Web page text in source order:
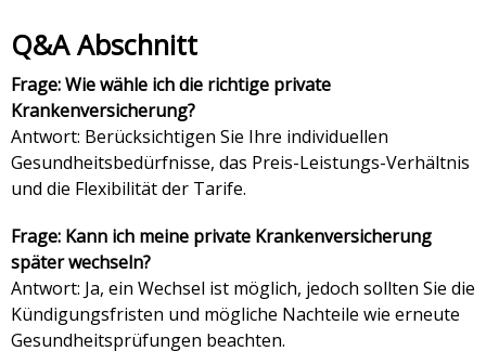
Q&A Abschnitt
Frage: Wie wähle ich die richtige private
Krankenversicherung?
Antwort: Berücksichtigen Sie Ihre individuellen
Gesundheitsbedürfnisse, das Preis-Leistungs-Verhältnis
und die Flexibilität der Tarife.
Frage: Kann ich meine private Krankenversicherung
später wechseln?
Antwort: Ja, ein Wechsel ist möglich, jedoch sollten Sie die
Kündigungsfristen und mögliche Nachteile wie erneute
Gesundheitsprüfungen beachten.